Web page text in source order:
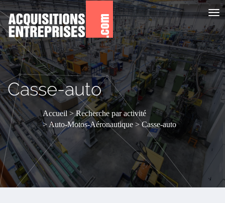
le
Casse-auto
Accueil
Recherche par activité
Auto-Motos-Aéronautique
Casse-auto